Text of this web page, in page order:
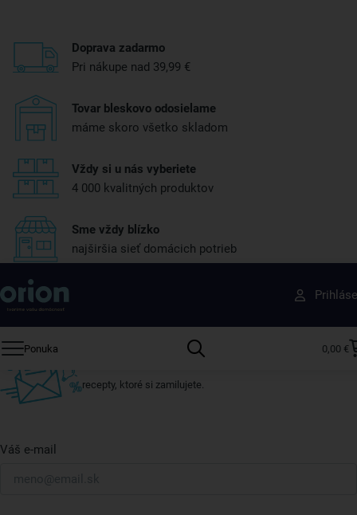
Doprava zadarmo
Pri nákupe nad 39,99 €
Tovar bleskovo odosielame
máme skoro všetko skladom
Vždy si u nás vyberiete
4 000 kvalitných produktov
Sme vždy blízko
najširšia sieť domácich potrieb
Ponuka 0,00 €
Získajte rady, recepty a tipy na zľavy skôr ako
ktokoľvek iný
Prihláste sa k odberu nášho newslettera.
recepty, ktoré si zamilujete.
Váš e-mail